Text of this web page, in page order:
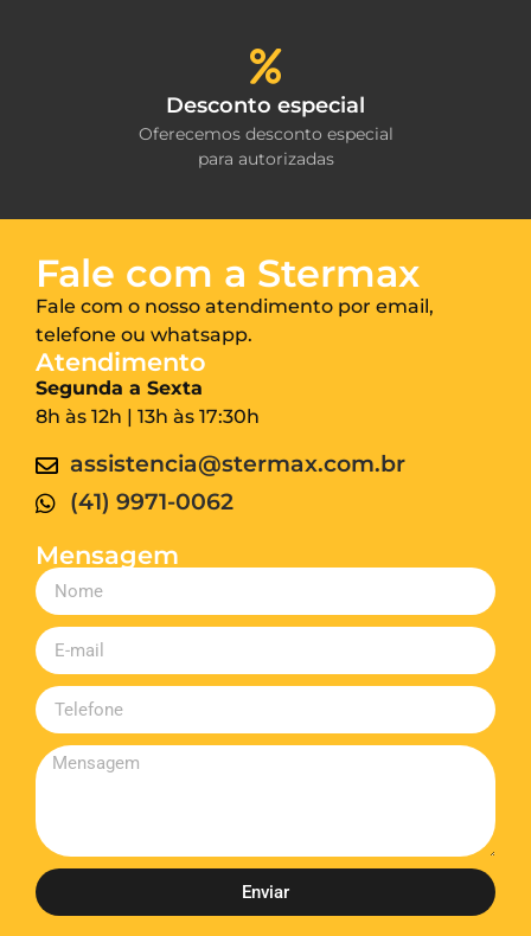
Desconto especial
Oferecemos desconto especial
para autorizadas
Fale com a Stermax
Fale com o nosso atendimento por email,
telefone ou whatsapp.
Atendimento
Segunda a Sexta
8h às 12h | 13h às 17:30h
assistencia@stermax.com.br
(41) 9971-0062
Mensagem
Enviar